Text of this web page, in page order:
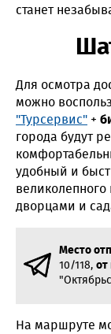
станет
Для осмотра
можно
"Турсервис" +
города будут
удобный и
дворцами и
Место
10/118, от
На маршруте